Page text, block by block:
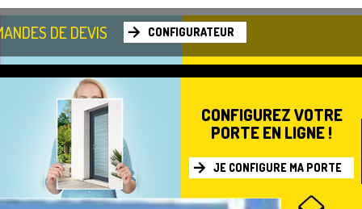
DE DEVIS CONFIGURATEUR
CONFIGUREZ VOTRE
PORTE EN LIGNE !
JE CONFIGURE MA PORTE